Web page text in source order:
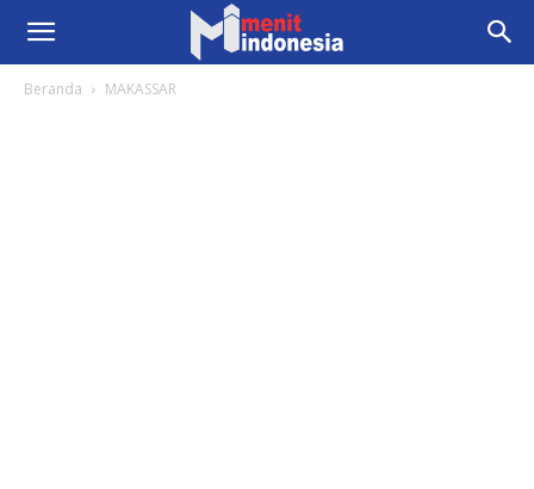
Beranda MAKASSAR